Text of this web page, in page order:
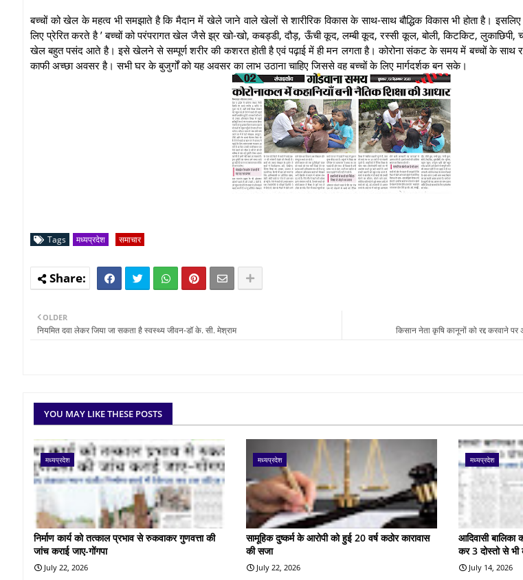
बच्चों को खेल के महत्व भी समझाते है कि मैदान में खेले जाने वाले खेलों से शारीरिक विकास के साथ-साथ बौद्धिक विकास भी होता है।
लिए प्रेरित करते है ’ बच्चों को परंपरागत खेल जैसे झ्र खो-खो, कबड्डी, दौड़, ऊँची कूद, लम्बी कूद, रस्सी कूल, बोली, किटकिट,
खेल बहुत पसंद आते है। इसे खेलने से सम्पूर्ण शरीर की कशरत होती है एवं पढ़ाई में ही मन लगता है। कोरोना संकट के समय में बच्चों के साथ
काफी अच्छा अवसर है। सभी घर के बुजुर्गों को यह अवसर का लाभ उठाना चाहिए जिससे वह बच्चों के लिए मार्गदर्शक बन सके।
Tags मध्यप्रदेश समाचार
किसान नेता कृषि कानूनों को रद्द करवाने
OLDER
नियमित दवा लेकर जिया जा सकता है स्वस्थ्य जीवन-डॉ के. सी. मेश्राम
YOU MAY LIKE THESE POSTS
मध्यप्रदेश
निर्माण कार्य को तत्काल प्रभाव से रुकवाकर गुणवत्ता की
जांच कराई जाए-गोंगपा
July 22, 2026
मध्यप्रदेश
सामूहिक दुष्कर्म के आरोपी को हुई 20 वर्ष कठोर कारावास
की सजा
July 22, 2026
मध्यप्रदेश
आदिवासी बालिका
कर 3 दोस्तो से भी
July 14, 2026